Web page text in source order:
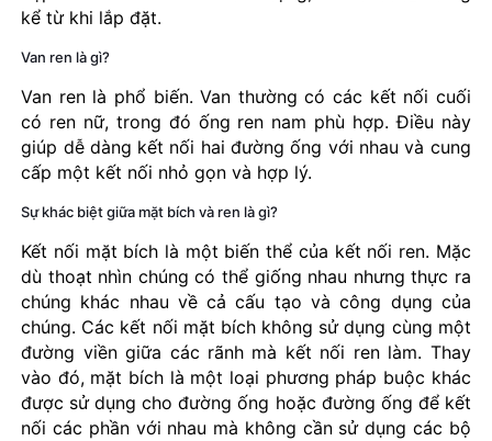
kể từ khi lắp đặt.
Van ren là gì?
Van ren là phổ biến. Van thường có các kết nối cuối
có ren nữ, trong đó ống ren nam phù hợp. Điều này
giúp dễ dàng kết nối hai đường ống với nhau và cung
cấp một kết nối nhỏ gọn và hợp lý.
Sự khác biệt giữa mặt bích và ren là gì?
Kết nối mặt bích là một biến thể của kết nối ren. Mặc
dù thoạt nhìn chúng có thể giống nhau nhưng thực ra
chúng khác nhau về cả cấu tạo và công dụng của
chúng. Các kết nối mặt bích không sử dụng cùng một
đường viền giữa các rãnh mà kết nối ren làm. Thay
vào đó, mặt bích là một loại phương pháp buộc khác
được sử dụng cho đường ống hoặc đường ống để kết
nối các phần với nhau mà không cần sử dụng các bộ